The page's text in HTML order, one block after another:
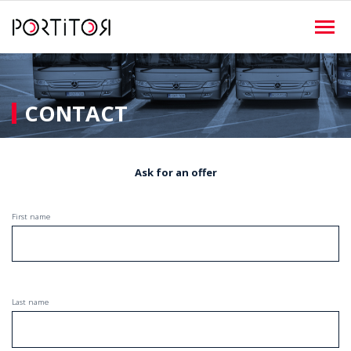
CONTACT
Ask for an offer
First name
Last name